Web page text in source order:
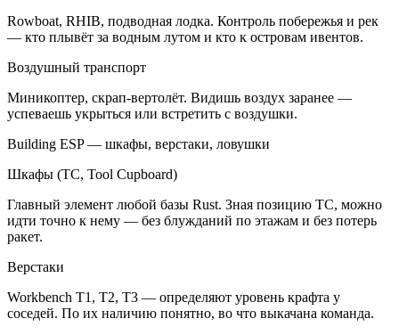
Rowboat, RHIB, подводная лодка. Контроль побережья и рек
— кто плывёт за водным лутом и кто к островам ивентов.
Воздушный транспорт
Миникоптер, скрап-вертолёт. Видишь воздух заранее —
успеваешь укрыться или встретить с воздушки.
Building ESP — шкафы, верстаки, ловушки
Шкафы (ТС, Tool Cupboard)
Главный элемент любой базы Rust. Зная позицию ТС, можно
идти точно к нему — без блужданий по этажам и без потерь
ракет.
Верстаки
Workbench T1, T2, T3 — определяют уровень крафта у
соседей. По их наличию понятно, во что выкачана команда.